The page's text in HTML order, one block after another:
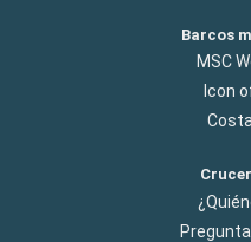
Barcos
MSC
Icon